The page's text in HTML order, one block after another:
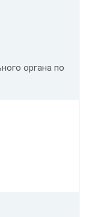
органа по